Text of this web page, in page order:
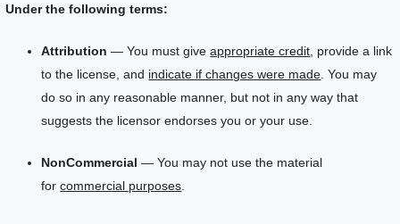
Under the following terms:
Attribution — You must giveappropriate credit , provide a link
to the license, and indicate if changes were made . You may
do so in any reasonable manner, but not in any way that
suggests the licensor endorses you or your use.
NonCommercial — You may not use the material
forcommercial purposes.